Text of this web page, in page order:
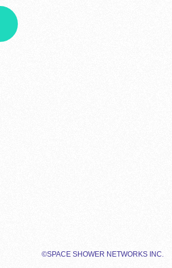
©SPACE SHOWER NETWORKS INC.